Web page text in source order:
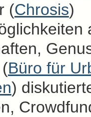
(Chrosis)
Büro für
)